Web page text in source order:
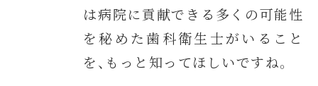
は病院に貢献できる多くの可能性
を秘めた歯科衛生士がいること
を、もっと知ってほしいですね。